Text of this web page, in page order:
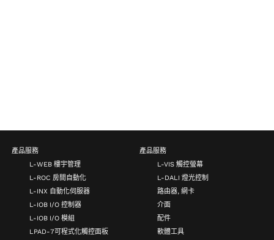
產品服務
L-WEB 樓宇管理
L-ROC 房間自動化
L-INX 自動化伺服器
L-IOB I/O 控制器
L-IOB I/O 模組
LPAD-7可程式化觸控面板
產品服務
L-VIS 觸控螢幕
L-DALI 燈光控制
路由器, 網卡
介面
配件
軟體工具